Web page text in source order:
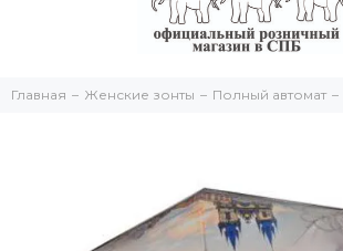
Главная Женские зонты Полный автомат